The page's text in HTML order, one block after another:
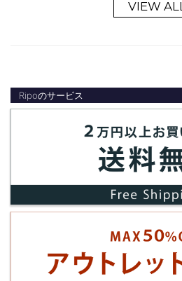
VIEW ALL
Ripoのサービス